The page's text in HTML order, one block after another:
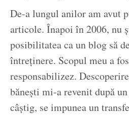
De-a lungul anilor am avut
articole. Înapoi în 2006, nu
posibilitatea ca un blog să
întreținere. Scopul meu a
responsabilizez.
bănești mi-a revenit după
câștig, se impunea un